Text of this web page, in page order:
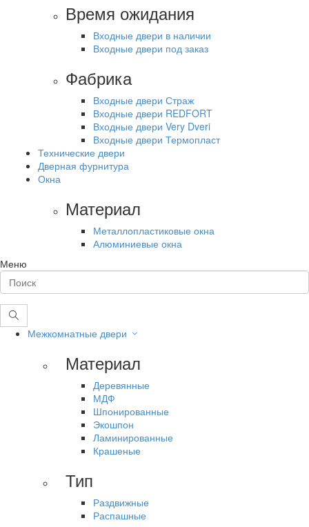
Время ожидания
Входные двери в наличии
Входные двери под заказ
Фабрика
Входные двери Страж
Входные двери REDFORT
Входные двери Very Dveri
Входные двери Термопласт
Технические двери
Дверная фурнитура
Окна
Материал
Металлопластиковые окна
Алюминиевые окна
Меню
Межкомнатные двери
Материал
Деревянные
МДФ
Шпонированные
Экошпон
Ламинированные
Крашеные
Тип
Раздвижные
Распашные